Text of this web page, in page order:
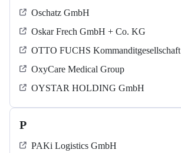
Oschatz GmbH
Oskar Frech GmbH + Co. KG
OTTO FUCHS Kommanditgesellschaft
OxyCare Medical Group
OYSTAR HOLDING GmbH
P
PAKi Logistics GmbH